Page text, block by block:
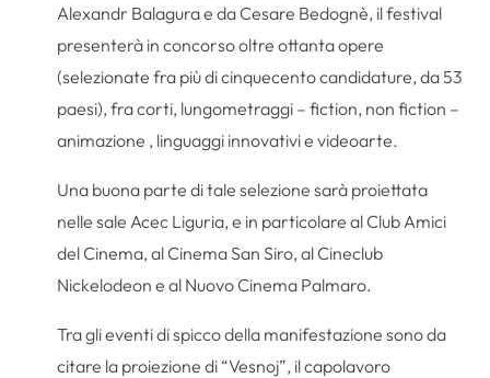
Alexandr Balagura e da Cesare Bedognè, il festival
presenterà in concorso oltre ottanta opere
(selezionate fra più di cinquecento candidature, da 53
paesi), fra corti, lungometraggi – fiction, non fiction –
animazione , linguaggi innovativi e videoarte.
Una buona parte di tale selezione sarà proiettata
nelle sale Acec Liguria, e in particolare al Club Amici
del Cinema, al Cinema San Siro, al Cineclub
Nickelodeon e al Nuovo Cinema Palmaro.
Tra gli eventi di spicco della manifestazione sono da
citare la proiezione di “Vesnoj”, il capolavoro